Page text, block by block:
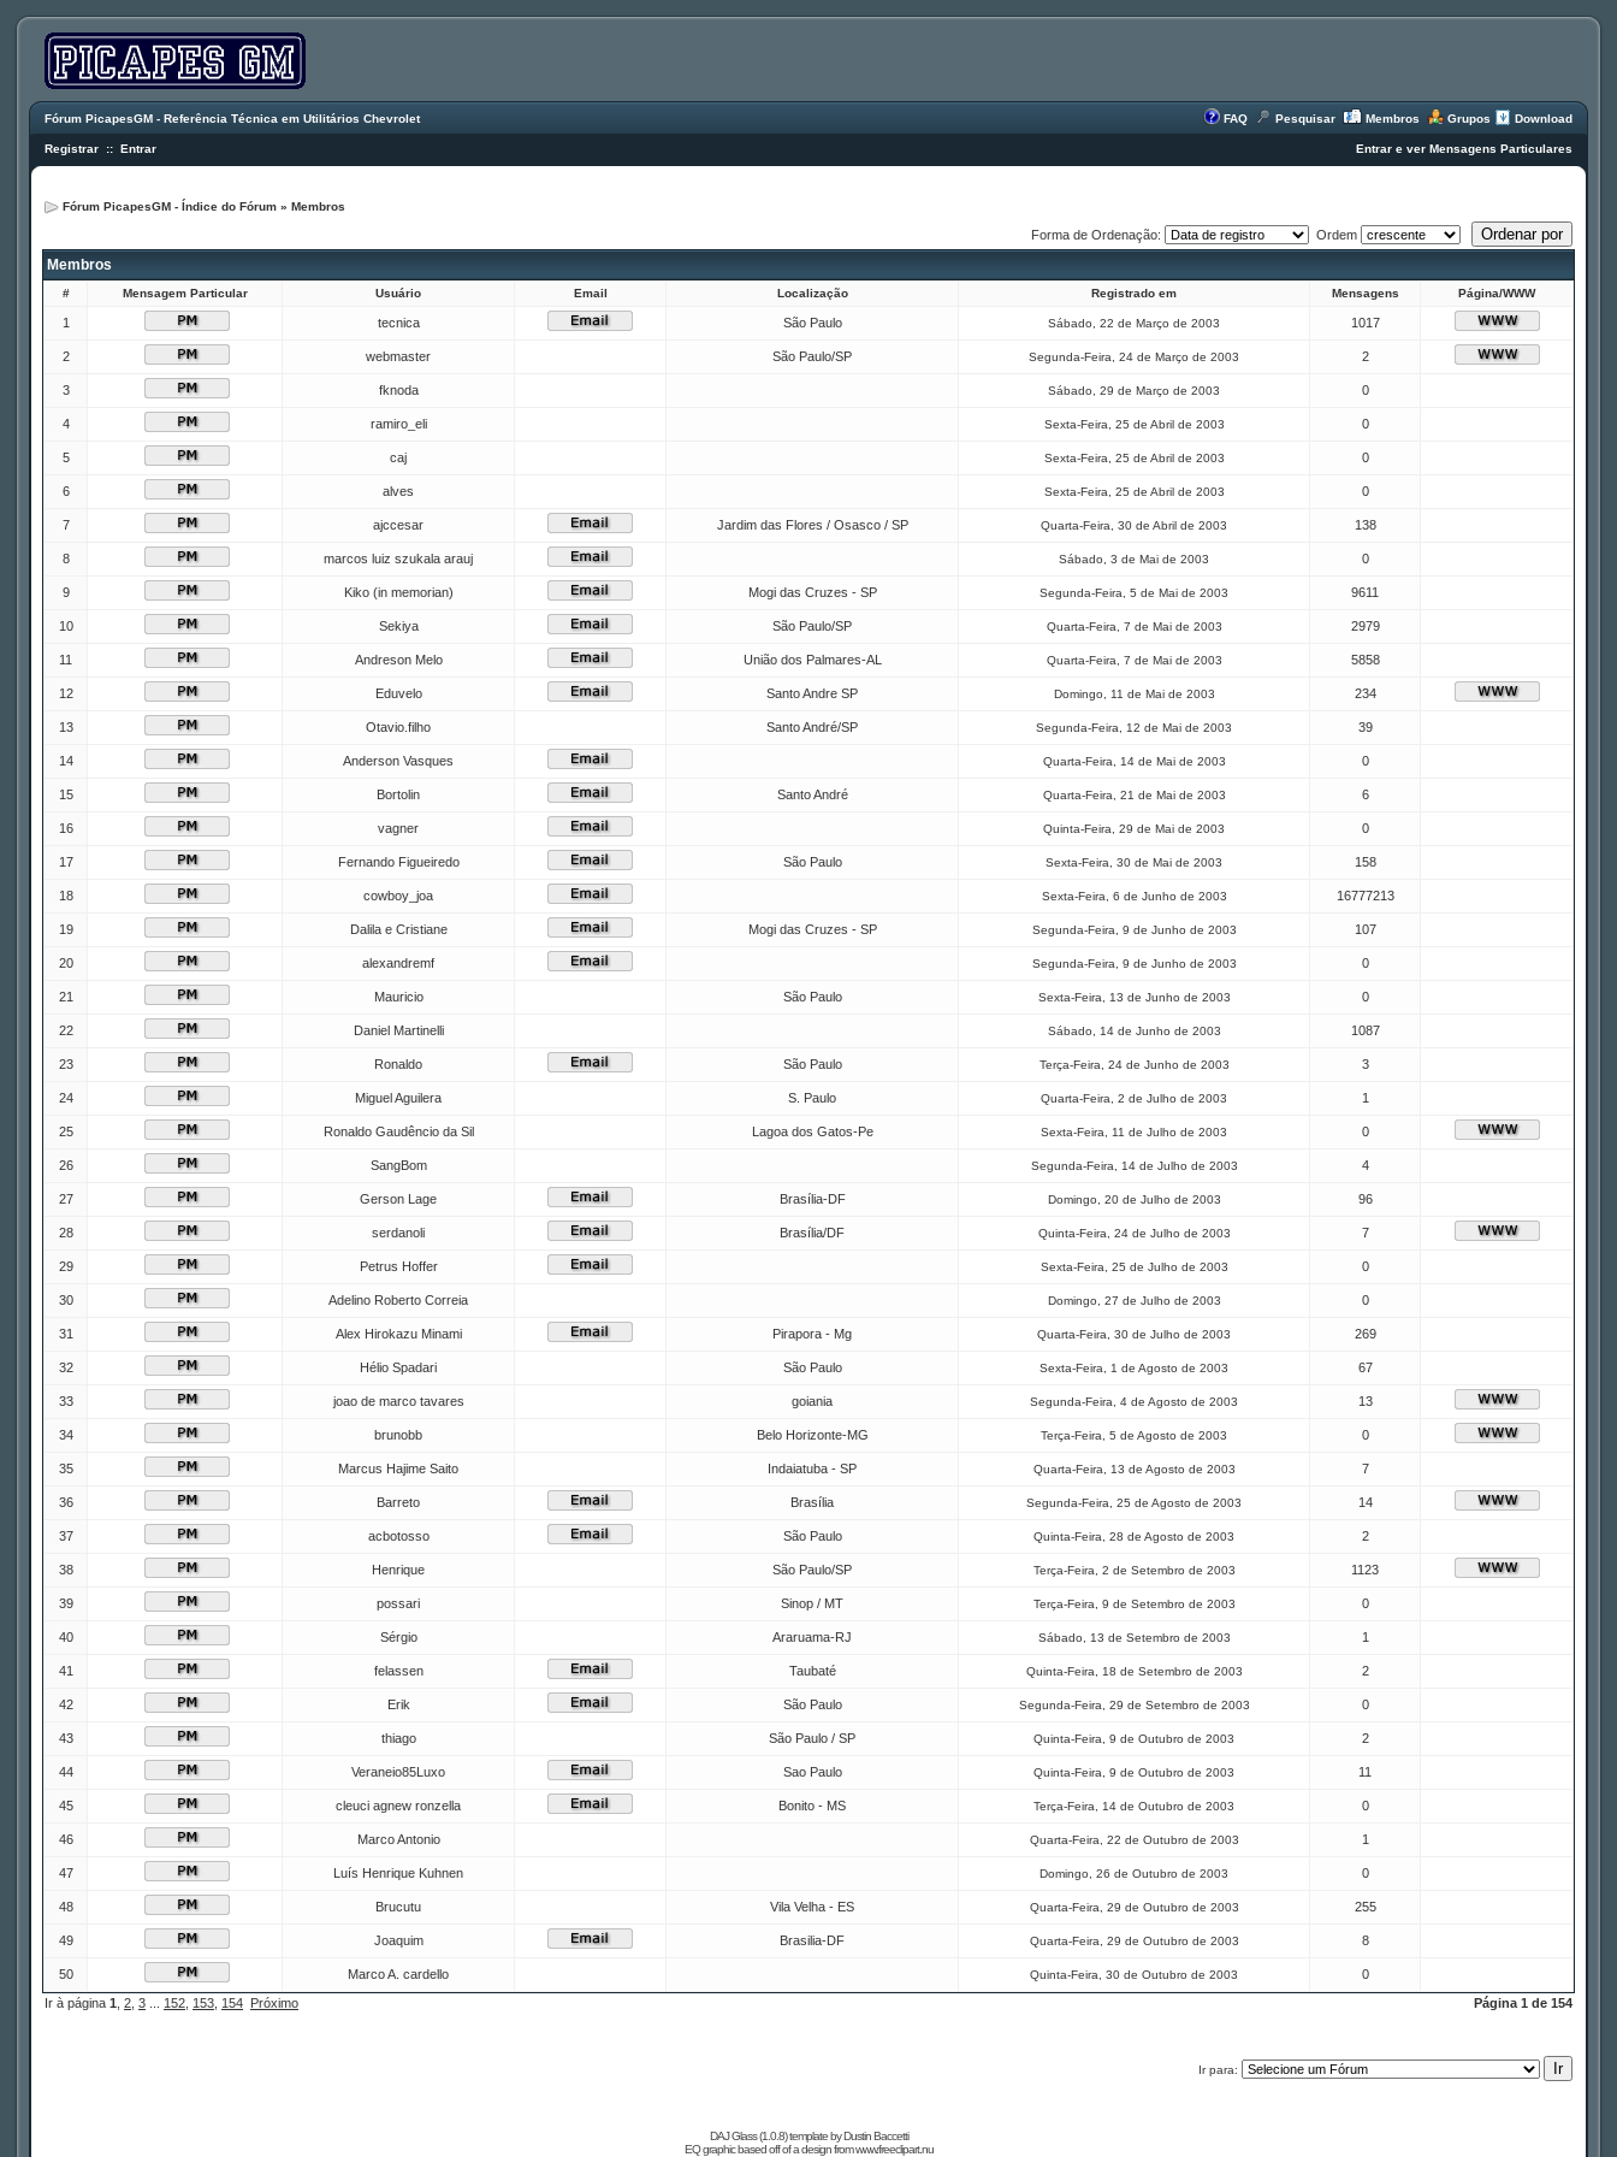
Fórum PicapesGM - Referência Técnica em Utilitários Chevrolet FAQ Pesquisar Membros Grupos Download
Registrar :: Entrar Entrar e ver Mensagens Particulares
Fórum PicapesGM - Índice do Fórum » Membros
Forma de Ordenação: Ordem
Membros
# Mensagem Particular Usuário Email Localização Registrado em Mensagens Página/WWW
1 tecnica São Paulo Sábado, 22 de Março de 2003 1017
2 webmaster São Paulo/SP Segunda-Feira, 24 de Março de 2003 2
3 fknoda Sábado, 29 de Março de 2003 0
4 ramiro_eli Sexta-Feira, 25 de Abril de 2003 0
5 caj Sexta-Feira, 25 de Abril de 2003 0
6 alves Sexta-Feira, 25 de Abril de 2003 0
7 ajccesar Jardim das Flores / Osasco / SP Quarta-Feira, 30 de Abril de 2003 138
8 marcos luiz szukala arauj Sábado, 3 de Mai de 2003 0
9 Kiko (in memorian) Mogi das Cruzes - SP Segunda-Feira, 5 de Mai de 2003 9611
10 Sekiya São Paulo/SP Quarta-Feira, 7 de Mai de 2003 2979
11 Andreson Melo União dos Palmares-AL Quarta-Feira, 7 de Mai de 2003 5858
12 Eduvelo Santo Andre SP Domingo, 11 de Mai de 2003 234
13 Otavio.filho Santo André/SP Segunda-Feira, 12 de Mai de 2003 39
14 Anderson Vasques Quarta-Feira, 14 de Mai de 2003 0
15 Bortolin Santo André Quarta-Feira, 21 de Mai de 2003 6
16 vagner Quinta-Feira, 29 de Mai de 2003 0
17 Fernando Figueiredo São Paulo Sexta-Feira, 30 de Mai de 2003 158
18 cowboy_joa Sexta-Feira, 6 de Junho de 2003 16777213
19 Dalila e Cristiane Mogi das Cruzes - SP Segunda-Feira, 9 de Junho de 2003 107
20 alexandremf Segunda-Feira, 9 de Junho de 2003 0
21 Mauricio São Paulo Sexta-Feira, 13 de Junho de 2003 0
22 Daniel Martinelli Sábado, 14 de Junho de 2003 1087
23 Ronaldo São Paulo Terça-Feira, 24 de Junho de 2003 3
24 Miguel Aguilera S. Paulo Quarta-Feira, 2 de Julho de 2003 1
25 Ronaldo Gaudêncio da Sil Lagoa dos Gatos-Pe Sexta-Feira, 11 de Julho de 2003 0
26 SangBom Segunda-Feira, 14 de Julho de 2003 4
27 Gerson Lage Brasília-DF Domingo, 20 de Julho de 2003 96
28 serdanoli Brasília/DF Quinta-Feira, 24 de Julho de 2003 7
29 Petrus Hoffer Sexta-Feira, 25 de Julho de 2003 0
30 Adelino Roberto Correia Domingo, 27 de Julho de 2003 0
31 Alex Hirokazu Minami Pirapora - Mg Quarta-Feira, 30 de Julho de 2003 269
32 Hélio Spadari São Paulo Sexta-Feira, 1 de Agosto de 2003 67
33 joao de marco tavares goiania Segunda-Feira, 4 de Agosto de 2003 13
34 brunobb Belo Horizonte-MG Terça-Feira, 5 de Agosto de 2003 0
35 Marcus Hajime Saito Indaiatuba - SP Quarta-Feira, 13 de Agosto de 2003 7
36 Barreto Brasília Segunda-Feira, 25 de Agosto de 2003 14
37 acbotosso São Paulo Quinta-Feira, 28 de Agosto de 2003 2
38 Henrique São Paulo/SP Terça-Feira, 2 de Setembro de 2003 1123
39 possari Sinop / MT Terça-Feira, 9 de Setembro de 2003 0
40 Sérgio Araruama-RJ Sábado, 13 de Setembro de 2003 1
41 felassen Taubaté Quinta-Feira, 18 de Setembro de 2003 2
42 Erik São Paulo Segunda-Feira, 29 de Setembro de 2003 0
43 thiago São Paulo / SP Quinta-Feira, 9 de Outubro de 2003 2
44 Veraneio85Luxo Sao Paulo Quinta-Feira, 9 de Outubro de 2003 11
45 cleuci agnew ronzella Bonito - MS Terça-Feira, 14 de Outubro de 2003 0
46 Marco Antonio Quarta-Feira, 22 de Outubro de 2003 1
47 Luís Henrique Kuhnen Domingo, 26 de Outubro de 2003 0
48 Brucutu Vila Velha - ES Quarta-Feira, 29 de Outubro de 2003 255
49 Joaquim Brasilia-DF Quarta-Feira, 29 de Outubro de 2003 8
50 Marco A. cardello Quinta-Feira, 30 de Outubro de 2003
0
Ir à página 1 2 3 152 153 154 Próximo Página 1 de 154
Ir para:
DAJ Glass (1.0.8) template byDustin Baccetti
EQ graphic based off of a design fromwww.freeclipart.nu